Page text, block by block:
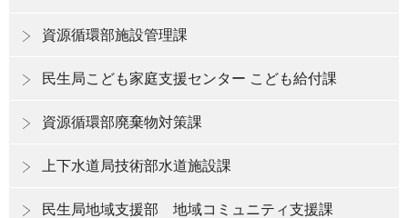
資源循環部施設管理課
民生局こども家庭支援センター こども給付課
資源循環部廃棄物対策課
上下水道局技術部水道施設課
民生局地域支援部 地域コミュニティ支援課